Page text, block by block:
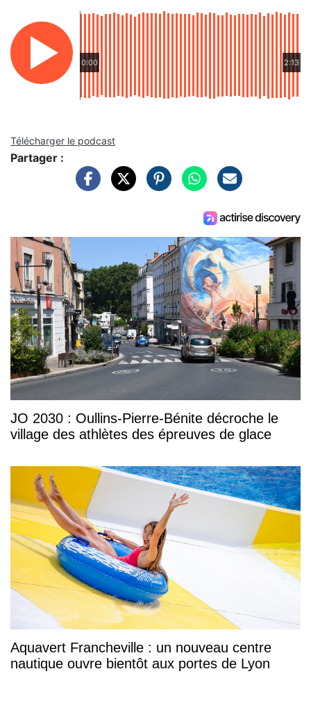
0:00 2:13
Télécharger le podcast
Partager :
JO 2030 : Oullins-Pierre-Bénite décroche le
village des athlètes des épreuves de glace
Aquavert Francheville : un nouveau centre
nautique ouvre bientôt aux portes de Lyon